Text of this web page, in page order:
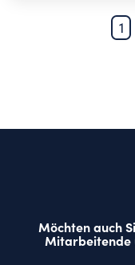
1
Möchten auch
Mitarbeitende